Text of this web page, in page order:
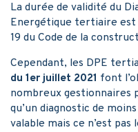
La durée de validité du
Energétique tertiaire est
19 du Code de la
Cependant, les DPE
du 1er juillet 2021 font
nombreux gestionnaires
qu’un diagnostic de
valable mais ce n’est pas